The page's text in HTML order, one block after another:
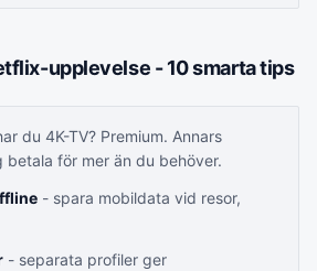
upplevelse - 10 smarta tips
du 4K-TV? Premium. Annars
betala för mer än du behöver.
- spara mobildata vid resor,
- separata profiler ger